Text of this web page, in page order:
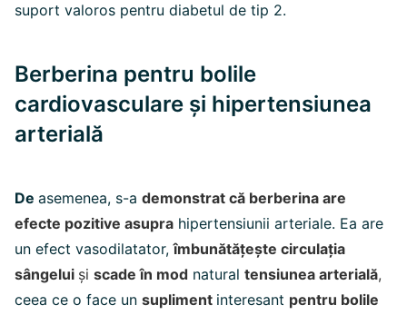
suport valoros pentru diabetul de tip 2.
Berberina pentru bolile
cardiovasculare și hipertensiunea
arterială
De asemenea, s-a demonstrat că berberina are
efecte pozitive asupra hipertensiunii arteriale. Ea are
un efect vasodilatator, îmbunătățește circulația
sângelui și scade în mod natural tensiunea arterială,
ceea ce o face un supliment interesant pentru bolile